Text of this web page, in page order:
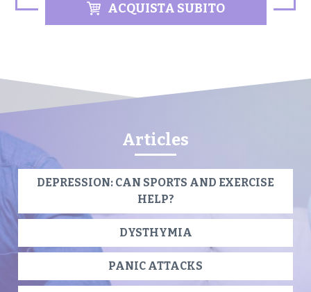
ACQUISTA SUBITO
Articles
DEPRESSION: CAN SPORTS AND EXERCISE
HELP?
DYSTHYMIA
PANIC ATTACKS